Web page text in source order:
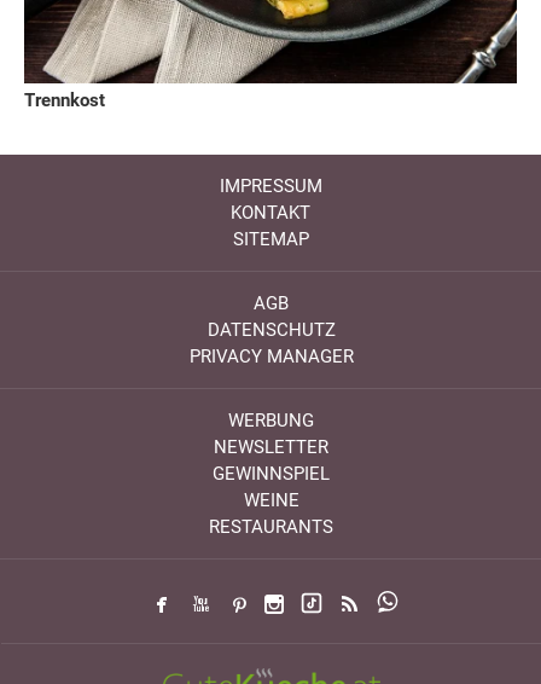
Trennkost
IMPRESSUM
KONTAKT
SITEMAP
AGB
DATENSCHUTZ
PRIVACY MANAGER
WERBUNG
NEWSLETTER
GEWINNSPIEL
WEINE
RESTAURANTS